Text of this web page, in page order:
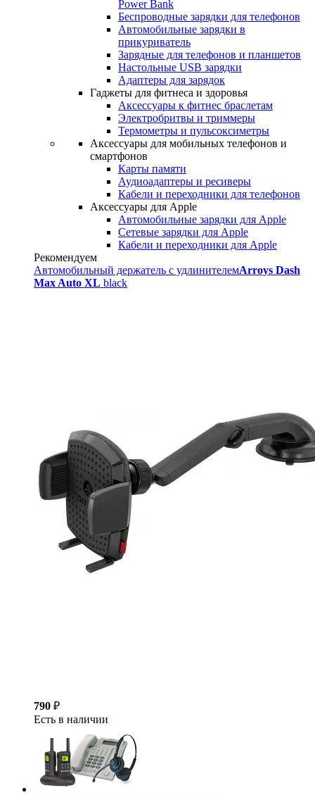
Power Bank
Беспроводные зарядки для телефонов
Автомобильные зарядки в
прикуриватель
Зарядные для телефонов и планшетов
Настольные USB зарядки
Адаптеры для зарядок
Гаджеты для фитнеса и здоровья
Аксессуары к фитнес браслетам
Электробритвы и триммеры
Термометры и пульсоксиметры
Аксессуары для мобильных телефонов и
смартфонов
Карты памяти
Аудиоадаптеры и ресиверы
Кабели и переходники для телефонов
Аксессуары для Apple
Автомобильные зарядки для Apple
Сетевые зарядки для Apple
Кабели и переходники для Apple
Рекомендуем
Автомобильный держатель с удлинителемArroys Dash
Max Auto XL black
790 ₽
Есть в наличии